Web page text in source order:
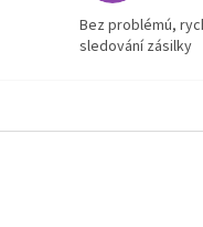
Bez problémú,
sledování zásilky